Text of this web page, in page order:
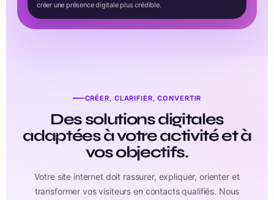
créer une présence digitale plus crédible.
CRÉER, CLARIFIER, CONVERTIR
Des solutions digitales
adaptées à votre activité et à
vos objectifs.
Votre site internet doit rassurer, expliquer, orienter et
transformer vos visiteurs en contacts qualifiés. Nous